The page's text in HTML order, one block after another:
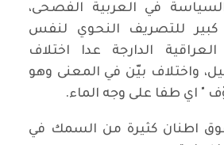
في العربية الفصحى،
للتصريف النحوي لنفس
الدارجة عدا اختلاف
واختلاف بيّن في المعنى وهو
" اي طفا على وجه الماء.
اطنان كثيرة من السمك في